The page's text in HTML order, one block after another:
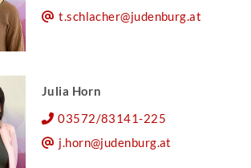
t.schlacher@judenburg.at
Julia Horn
03572/83141-225
j.horn@judenburg.at